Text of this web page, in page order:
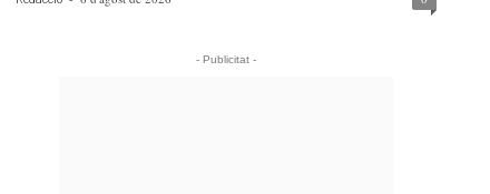
- Publicitat -